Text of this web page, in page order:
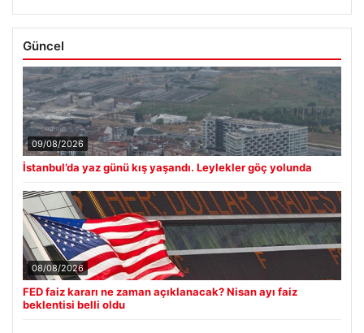
Güncel
09/08/2026
İstanbul’da yaz günü kış yaşandı. Leylekler göç yolunda
08/08/2026
FED faiz kararı ne zaman açıklanacak? Nisan ayı faiz
beklentisi belli oldu